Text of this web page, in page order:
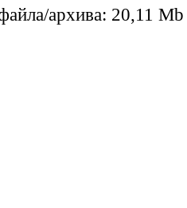
архива: 20,11 Mb